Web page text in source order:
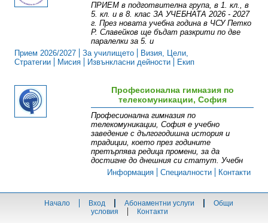
ПРИЕМ в подготвителна група, в 1. кл., в
5. кл. и в 8. клас ЗА УЧЕБНАТА 2026 - 2027
г. През новата учебна година в ЧСУ Петко
Р. Славейков ще бъдат разкрити по две
паралелки за 5. и
Прием 2026/2027
За училището
Визия, Цели,
Стратегии
Мисия Извънкласни дейности Екип
Професионална гимназия по
телекомуникации, София
Професионална гимназия по
телекомуникации, София е учебно
заведение с дългогодишна история и
традиции, което през годините
претърпява редица промени, за да
достигне до днешния си статут. Учебн
Информация
Специалности Контакти
Начало Вход Абонаментни услуги
Общи
условия
Контакти